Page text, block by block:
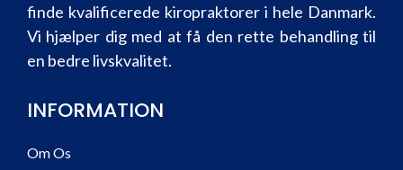
finde kvalificerede kiropraktorer i hele Danmark.
Vi hjælper dig med at få den rette behandling til
en bedre livskvalitet.
INFORMATION
Om Os